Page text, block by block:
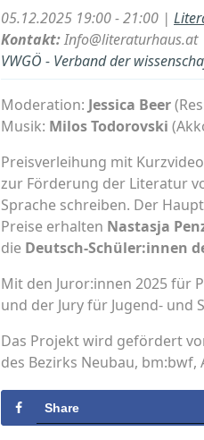
05.12.2025 19:00 - 21:00 |
Kontakt:Info@literaturhaus.at
VWGÖ - Verband der
Moderation: Jessica Beer
Musik: Milos Todorovski
Preisverleihung mit
zur Förderung der Literatur
Sprache schreiben. Der
Preise erhalten Nastasja
die Deutsch-Schüler:innen
Mit den Juror:innen 2025 für
und der Jury für Jugend- und
Das Projekt wird gefördert
des Bezirks Neubau,
Share